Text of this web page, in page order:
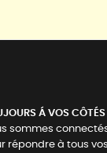
Á VOS CÔTÉS
sommes
répondre à tous